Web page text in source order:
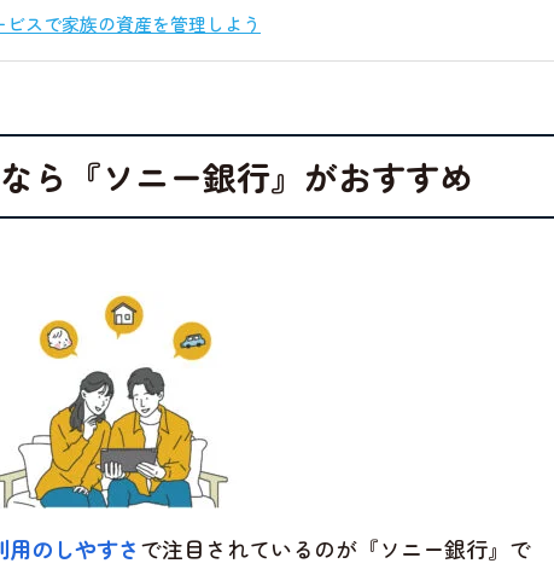
スで家族の資産を管理しよう
ら『ソニー銀行』がおすすめ
用のしやすさで注目されているのが『ソニー銀行』で